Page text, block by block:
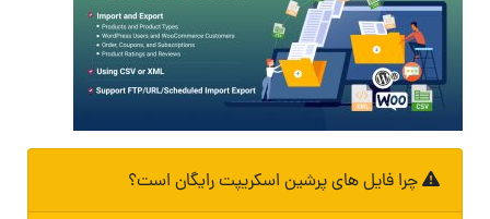
چرا فایل های پرشین اسکریپت رایگان است؟